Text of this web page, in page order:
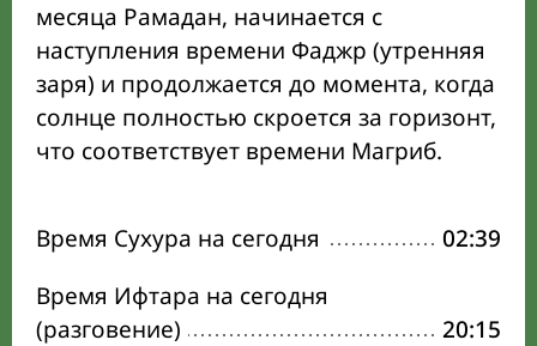
месяца Рамадан, начинается с
наступления времени Фаджр (утренняя
заря) и продолжается до момента, когда
солнце полностью скроется за горизонт,
что соответствует времени Магриб.
Время Сухура на сегодня
02:39
Время Ифтара на сегодня
(разговение)
20:15